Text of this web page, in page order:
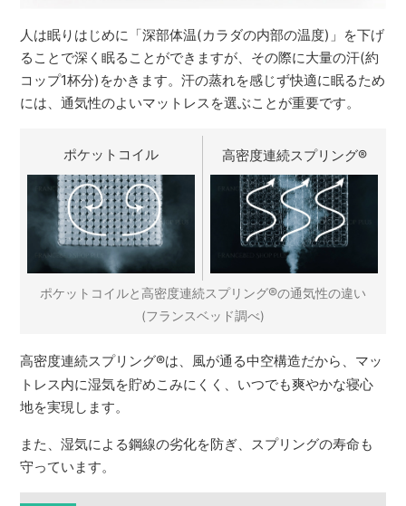
人は眠りはじめに「深部体温(カラダの内部の温度)」を下げ
ることで深く眠ることができますが、その際に大量の汗(約
コップ1杯分)をかきます。汗の蒸れを感じず快適に眠るため
には、通気性のよいマットレスを選ぶことが重要です。
ポケットコイル 高密度連続スプリング®
ポケットコイルと高密度連続スプリング®の通気性の違い
(フランスベッド調べ)
高密度連続スプリング®は、風が通る中空構造だから、マッ
トレス内に湿気を貯めこみにくく、いつでも爽やかな寝心
地を実現します。
また、湿気による鋼線の劣化を防ぎ、スプリングの寿命も
守っています。